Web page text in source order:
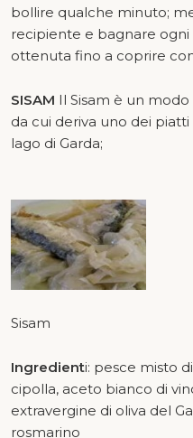
bollire qualche minuto;
recipiente e bagnare
ottenuta fino a coprire
SISAM Il Sisam è un
da cui deriva uno dei
lago di Garda;
Sisam
Ingredienti: pesce misto
cipolla, aceto bianco di
extravergine di oliva del
rosmarino